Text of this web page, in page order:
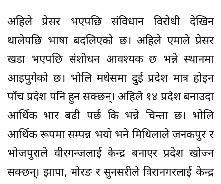
अहिले प्रेसर भएपछि संविधान विरोधी देखिन
थालेपछि भाषा बदलिएको छ। अहिले एमाले प्रेसर
खडा भएपछि संशोधन आवश्यक छ भन्ने स्थानमा
आइपुगेको छ। भोलि मधेसमा दुई प्रदेश मात्र होइन
पाँच प्रदेश पनि हुन सक्छन्। अहिले १४ प्रदेश बनाउदा
आर्थिक भार बढी पर्छ कि भन्ने चिन्ता छ। भोलि
आर्थिक रूपमा सम्पन्न भयो भने मिथिलाले जनकपुर र
भोजपुराले वीरगन्जलाई केन्द्र बनाएर प्रदेश खोज्न
सक्छन्। झापा, मोरङ र सुनसरीले विरानगरलाई केन्द्र